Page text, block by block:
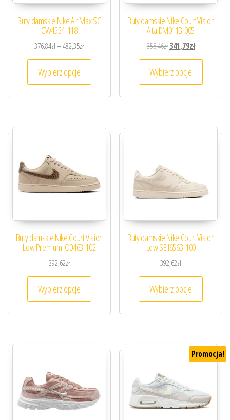
Buty damskie Nike Air Max SC
CW4554-118
376,84zł– 482,35złZakres cen: od 376,84zł do 482,35zł
Wybierz opcje
Ten produkt ma wiele wariantów. Opcje
Buty damskie Nike Court Vision
Alta DM0113-005
355,46zł Pierwotna cena
341,79złAktualna
Wybierz opcje
Ten
Buty damskie Nike Court Vision
Low Premium IO0463-102
392,62zł
Wybierz opcje
Ten produkt ma wiele wariantów. Opcje
Buty damskie Nike Court Vision
Low SE I6563-100
392,62zł
Wybierz opcje
Ten
Promocja!